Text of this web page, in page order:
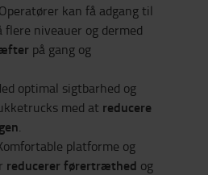
kan få adgang til
flere niveauer og dermed
på gang og
optimal sigtbarhed og
med at reducere
.
platforme og
reducerer førertræthed og